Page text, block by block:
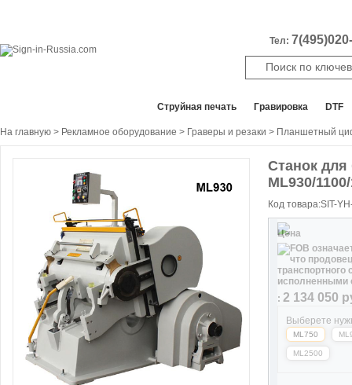
Тел:
Cтруйная печать Гравировка DTF
На главную > Рекламное оборудование > Граверы и резаки > Планшетный
Станок для
ML930/
Код товара:SIT-
Цена
: 2 134 050
Выберете
ML750
ML2500